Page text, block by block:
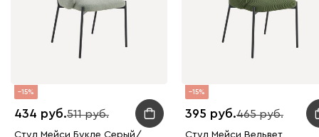
15
434 511
15
395 465